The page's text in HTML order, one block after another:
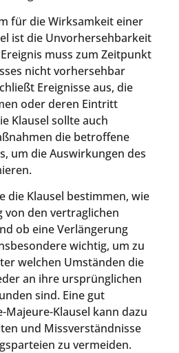
für die Wirksamkeit einer
ist die Unvorhersehbarkeit
muss zum Zeitpunkt
nicht vorhersehbar
Ereignisse aus, die
oder deren Eintritt
Klausel sollte auch
die betroffene
um die Auswirkungen des
die Klausel bestimmen, wie
von den vertraglichen
ob eine Verlängerung
wichtig, um zu
welchen Umständen die
an ihre ursprünglichen
sind. Eine gut
Majeure-Klausel kann dazu
und Missverständnisse
zu vermeiden.